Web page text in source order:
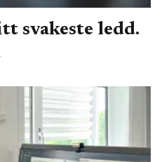
svakeste ledd.